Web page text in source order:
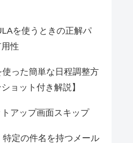
を使うときの正解パ
性
った簡単な日程調整方
ョット付き解説】
アップ画面スキップ
特定の件名を持つメール